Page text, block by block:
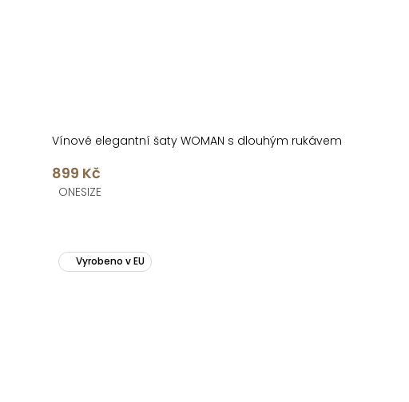
Vínové elegantní šaty WOMAN s dlouhým rukávem
899 Kč
ONESIZE
Vyrobeno v EU